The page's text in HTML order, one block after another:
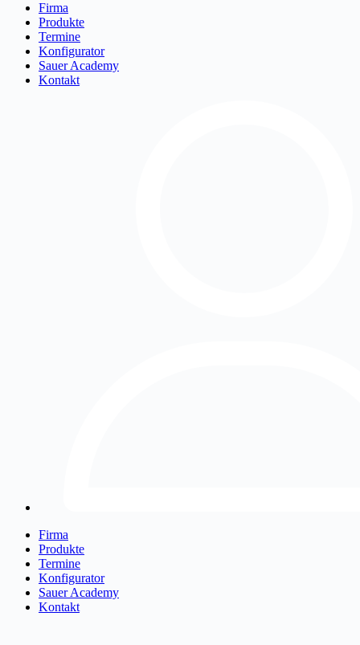
Firma
Produkte
Termine
Konfigurator
Sauer Academy
Kontakt
Firma
Produkte
Termine
Konfigurator
Sauer Academy
Kontakt